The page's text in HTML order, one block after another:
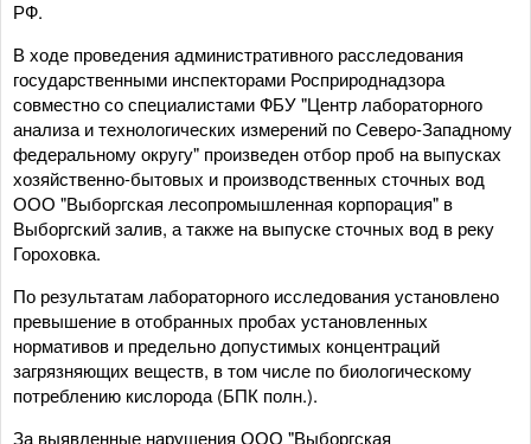
РФ.
В ходе проведения административного расследования
государственными инспекторами Росприроднадзора
совместно со специалистами ФБУ "Центр лабораторного
анализа и технологических измерений по Северо-Западному
федеральному округу" произведен отбор проб на выпусках
хозяйственно-бытовых и производственных сточных вод
ООО "Выборгская лесопромышленная корпорация" в
Выборгский залив, а также на выпуске сточных вод в реку
Гороховка.
По результатам лабораторного исследования установлено
превышение в отобранных пробах установленных
нормативов и предельно допустимых концентраций
загрязняющих веществ, в том числе по биологическому
потреблению кислорода (БПК полн.).
За выявленные нарушения ООО "Выборгская